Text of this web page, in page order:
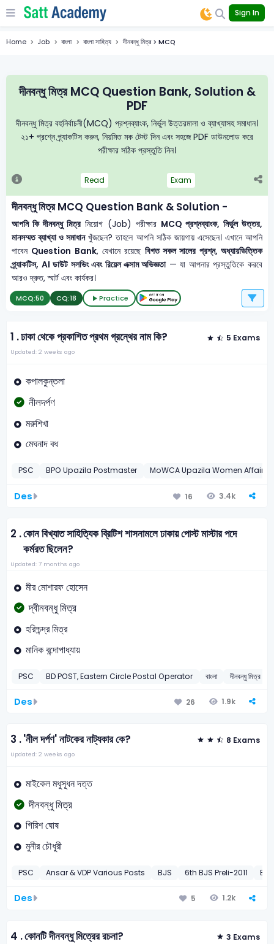
Sign In
Home Job বাংলা বাংলা সাহিত্য দীনবন্ধু মিত্র > MCQ
দীনবন্ধু মিত্র MCQ Question Bank, Solution &
PDF
দীনবন্ধু মিত্র বহুনির্বাচনী(MCQ) প্রশ্নব্যাংক, নির্ভুল উত্তরমালা ও ব্যাখ্যাসহ সমাধান।
২১+ প্রশ্নে প্র্যাকটিস করুন, নিয়মিত মক টেস্ট দিন এবং সহজে PDF ডাউনলোড করে
পরীক্ষার সঠিক প্রস্তুতি নিন।
Read Exam
দীনবন্ধু মিত্র MCQ Question Bank & Solution -
আপনি কি দীনবন্ধু মিত্র নিয়োগ (Job) পরীক্ষার MCQ প্রশ্নব্যাংক, নির্ভুল উত্তর,
মানসম্মত ব্যাখ্যা ও সমাধানখুঁজছেন? তাহলে আপনি সঠিক জায়গায় এসেছেন। এখানে আপনি
পাবেন Question Bank, যেখানে রয়েছে বিগত সকল সালের প্রশ্ন, অধ্যায়ভিত্তিক
প্র্যাকটিস, AI ডাউট সলভিং এবং রিয়েল এক্সাম অভিজ্ঞতা— যা আপনার প্রস্তুতিকে করবে
আরও দ্রুত, স্মার্ট এবং কার্যকর।
MCQ:50 CQ:18 Practice
1 .ঢাকা থেকে প্রকাশিত প্রথম গ্রন্থের নাম কি? 5 Exams
Updated: 2 weeks ago
কপালকুন্তলা
নীলদর্পণ
মরুশিখা
মেঘনাদ বধ
PSC BPO Upazila Postmaster MoWCA Upazila Women Affairs
Des 16 3.4k
2 .কোন বিখ্যাত সাহিত্যিক ব্রিটিশ শাসনামলে ঢাকায় পোস্ট মাস্টার পদে
কর্মরত ছিলেন?
Updated: 7 months ago
মীর মোশারফ হোসেন
দ্বীনবন্ধু মিত্র
হরিশ্চন্দ্র মিত্র
মানিক বন্দোপাধ্যায়
PSC BD POST, Eastern Circle Postal Operator বাংলা দীনবন্ধু মিত্র
Des 26 1.9k
3 .'নীল দর্পণ' নাটকের নাট্যকার কে? 8 Exams
Updated: 2 weeks ago
মাইকেল মধুসূধন দত্ত
দীনবন্ধু মিত্র
গিরিশ ঘোষ
মুনীর চৌধুরী
PSC Ansar & VDP Various Posts BJS 6th BJS Preli-2011
Des 5 1.2k
4 .কোনটি দীনবন্ধু মিত্রের রচনা? 3 Exams